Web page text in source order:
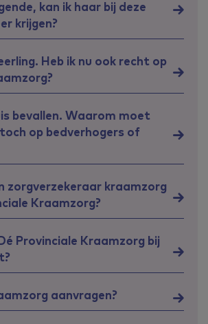
kan ik haar bij deze
krijgen?
Heb ik nu ook recht op
bevallen. Waarom moet
op bedverhogers of
zorgverzekeraar kraamzorg
Kraamzorg?
Provinciale Kraamzorg bij
aanvragen?